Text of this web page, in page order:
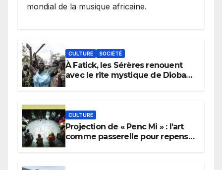
mondial de la musique africaine.
CULTURE SOCIÉTÉ
À Fatick, les Sérères renouent
avec le rite mystique de Diobaye
CULTURE
Projection de « Penc Mi » : l’art
comme passerelle pour repenser